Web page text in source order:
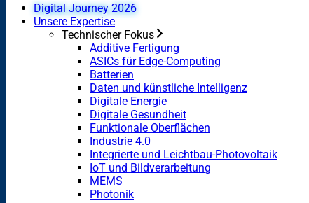
Digital Journey 2026
Unsere Expertise
Technischer Fokus
Additive Fertigung
ASICs für Edge-Computing
Batterien
Daten und künstliche Intelligenz
Digitale Energie
Digitale Gesundheit
Funktionale Oberflächen
Industrie 4.0
Integrierte und Leichtbau-Photovoltaik
IoT und Bildverarbeitung
MEMS
Photonik